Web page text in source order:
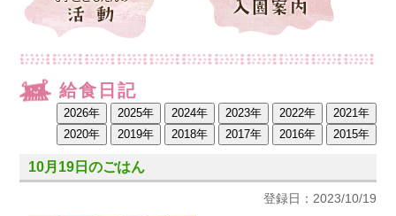
給食日記
10月19日のごはん
登録日：2023/10/19